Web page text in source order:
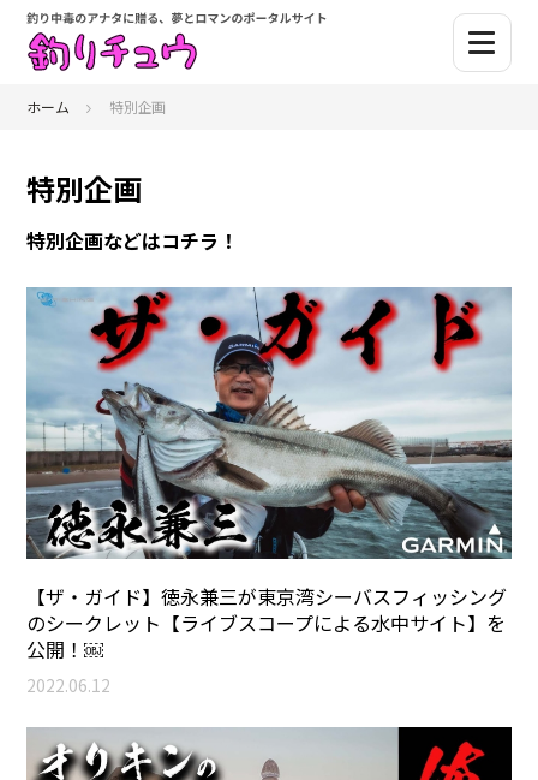
ホーム 特別企画
特別企画
特別企画などはコチラ！
【ザ・ガイド】徳永兼三が東京湾シーバスフィッシング
のシークレット【ライブスコープによる水中サイト】を
公開！￼
2022.06.12